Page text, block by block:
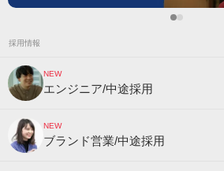
採用情報
NEW
エンジニア/中途採用
NEW
ブランド営業/中途採用